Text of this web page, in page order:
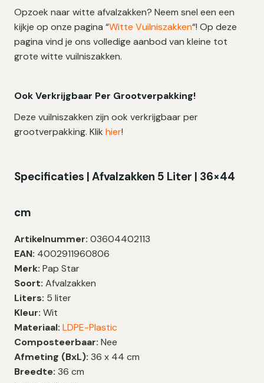
Opzoek naar witte afvalzakken? Neem snel een een
kijkje op onze pagina “Witte Vuilniszakken“! Op deze
pagina vind je ons volledige aanbod van kleine tot
grote witte vuilniszakken.
Ook Verkrijgbaar Per Grootverpakking!
Deze vuilniszakken zijn ook verkrijgbaar per
grootverpakking. Klik hier!
Specificaties | Afvalzakken 5 Liter | 36×44
cm
Artikelnummer: 03604402113
EAN: 4002911960806
Merk: Pap Star
Soort: Afvalzakken
Liters: 5 liter
Kleur: Wit
Materiaal: LDPE-Plastic
Composteerbaar: Nee
Afmeting (BxL): 36 x 44 cm
Breedte: 36 cm